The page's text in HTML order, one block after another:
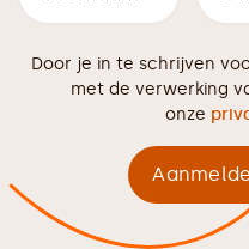
Door je in te schrijven
met de verwerking
onze